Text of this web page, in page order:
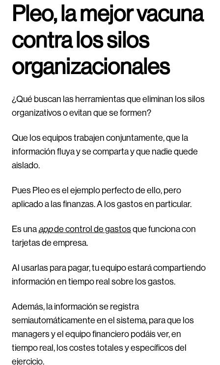
Pleo, la mejor vacuna
contra los silos
organizacionales
¿Qué buscan las herramientas que eliminan los silos
organizativos o evitan que se formen?
Que los equipos trabajen conjuntamente, que la
información fluya y se comparta y que nadie quede
aislado.
Pues Pleo es el ejemplo perfecto de ello, pero
aplicado a las finanzas. A los gastos en particular.
Es una appde control de gastosque funciona con
tarjetas de empresa.
Al usarlas para pagar, tu equipo estará compartiendo
información en tiempo real sobre los gastos.
Además, la información se registra
semiautomáticamente en el sistema, para que los
managers y el equipo financiero podáis ver, en
tiempo real, los costes totales y específicos del
ejercicio.